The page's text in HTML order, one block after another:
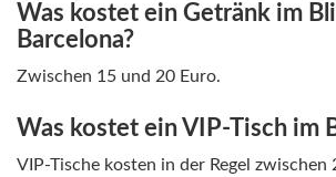
Was kostet ein Getränk im
Barcelona?
Zwischen 15 und 20 Euro.
Was kostet ein VIP-Tisch im
VIP-Tische kosten in der Regel zwischen